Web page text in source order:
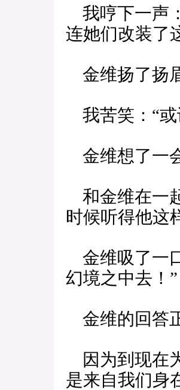
我哼下一声
连她们改装了
金维扬了扬
我苦笑：“
金维想了一
和金维在一
时候听得他这
金维吸了一
幻境之中去！”
金维的回答
因为到现在
是来自我们身